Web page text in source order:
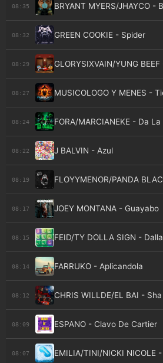
08:35 BRYANT MYERS/JHAYCO -
08:32 GREEN COOKIE - Spider
08:29 GLORYSIXVAIN/YUNG
08:27 MUSICOLOGO Y MENES -
08:24 FORA/MARCIANEKE - Da La
08:22 J BALVIN - Azul
08:19 FLOYYMENOR/PANDA
08:17 JOEY MONTANA - Guayabo
08:15 FEID/TY DOLLA SIGN -
08:14 FARRUKO - Aplicandola
08:12 CHRIS WILLDE/EL BAI -
08:09 ESPANO - Clavo De Cartier
08:07 EMILIA/TINI/NICKI NICOLE